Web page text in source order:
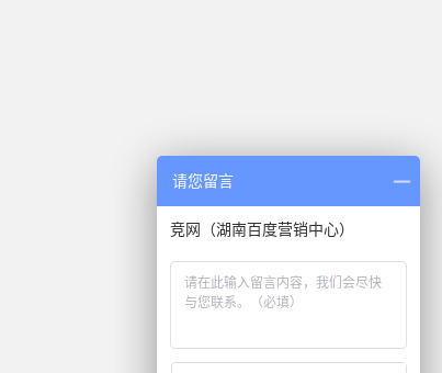
请您留言
竞网（湖南百度营销中心）